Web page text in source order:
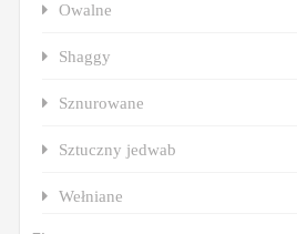
Owalne
Shaggy
Sznurowane
Sztuczny jedwab
Wełniane